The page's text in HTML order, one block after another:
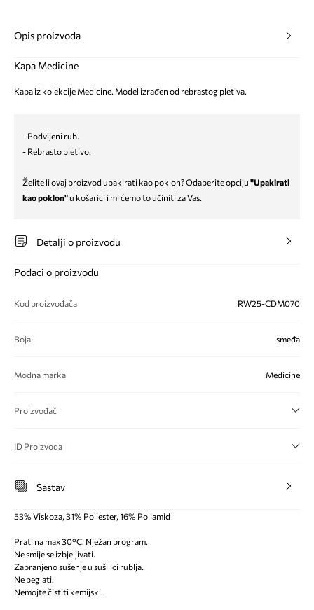
Opis proizvoda
Kapa Medicine
Kapa iz kolekcije Medicine. Model izrađen od rebrastog pletiva.
- Podvijeni rub.
- Rebrasto pletivo.
Želite li ovaj proizvod upakirati kao poklon? Odaberite opciju "Upakirati
kao poklon"u košarici i mi ćemo to učiniti za Vas.
Detalji o proizvodu
Podaci o proizvodu
Kod proizvođača RW25-CDM070
Boja smeđa
Modna marka Medicine
Proizvođač
ID Proizvoda
Sastav
53% Viskoza, 31% Poliester, 16% Poliamid
Prati na max 30°C. Nježan program.
Ne smije se izbjeljivati.
Zabranjeno sušenje u sušilici rublja.
Ne peglati.
Nemojte čistiti kemijski.